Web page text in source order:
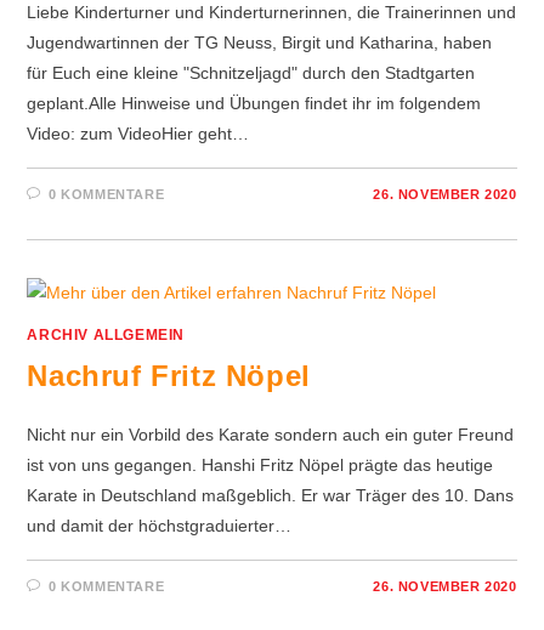
Liebe Kinderturner und Kinderturnerinnen, die Trainerinnen und
Jugendwartinnen der TG Neuss, Birgit und Katharina, haben
für Euch eine kleine "Schnitzeljagd" durch den Stadtgarten
geplant.Alle Hinweise und Übungen findet ihr im folgendem
Video: zum VideoHier geht…
0 KOMMENTARE 26. NOVEMBER 2020
ARCHIV ALLGEMEIN
Nachruf Fritz Nöpel
Nicht nur ein Vorbild des Karate sondern auch ein guter Freund
ist von uns gegangen. Hanshi Fritz Nöpel prägte das heutige
Karate in Deutschland maßgeblich. Er war Träger des 10. Dans
und damit der höchstgraduierter…
0 KOMMENTARE 26. NOVEMBER 2020